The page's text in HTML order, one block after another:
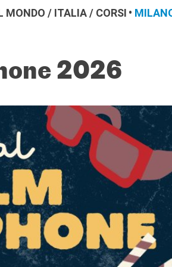
MONDO / ITALIA/ CORSI
2026